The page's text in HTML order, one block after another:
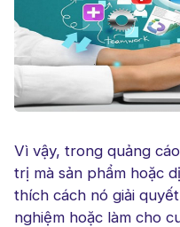
Vì vậy, trong quảng
trị mà sản phẩm hoặc
thích cách nó giải
nghiệm hoặc làm cho